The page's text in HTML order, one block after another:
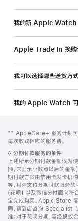
我的新 Apple Watch
Apple Trade In 换购
我可以选择哪些送货方
我的 Apple Watch 可
页
页
脚
脚
注
** AppleCare+ 服务计划可
每次收取相应的服务费。
脚
注
◊ 分期付款服务的条件
上述所示分期付款金额仅为
额，未显示小数点以后的金额
期付款方案由信用卡发卡机
等，具体支持分期付款服务
(花呗) 以及微信分付面向符
宝完成购买。Apple Store
同，请到店咨询 Specialist
准；对于花呗分期，需经蚂蚁